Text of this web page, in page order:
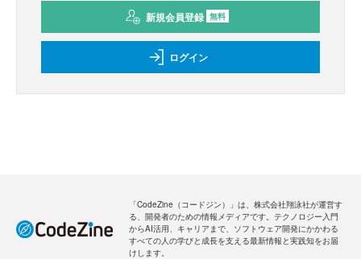
新規会員登録 無料
ログイン
「CodeZine（コードジン）」は、株式会社翔泳社が運営す
る、開発者のための情報メディアです。テクノロジー入門
からAI活用、キャリアまで、ソフトウェア開発にかかわる
すべての人の学びと成長を支える最新情報と実践知をお届
けします。